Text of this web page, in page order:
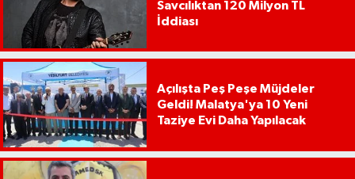
Savcılıktan 120 Milyon TL
İddiası
Açılışta Peş Peşe Müjdeler
Geldi! Malatya'ya 10 Yeni
Taziye Evi Daha Yapılacak